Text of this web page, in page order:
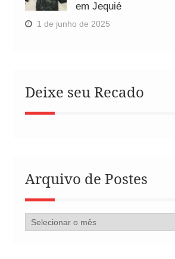
em Jequié
1 de junho de 2025
Deixe seu Recado
Arquivo de Postes
Arquivo
de